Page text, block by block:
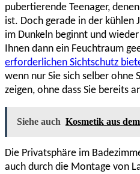
pubertierende Teenager,
ist. Doch gerade in der kühlen
im Dunkeln beginnt und
Ihnen dann ein Feuchtraum
erforderlichen Sichtschutz
wenn nur Sie sich selber ohne
zeigen, ohne dass Sie bereits
Siehe auch Kosmetik aus
Die Privatsphäre im
auch durch die Montage von